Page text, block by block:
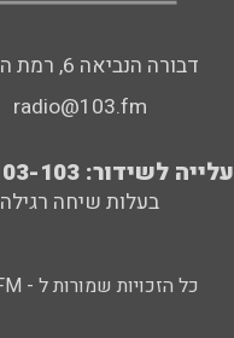
דבורה הנביאה 6, רמת השרון
radio@103.fm
עלייה לשידור: 0552-103-103
בעלות שיחה רגילה
כל הזכויות שמורות ל - 103FM